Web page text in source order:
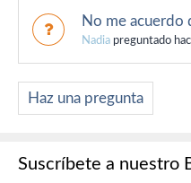
No me acuerdo
Nadia preguntado
Haz una pregunta
Suscríbete a nuestro